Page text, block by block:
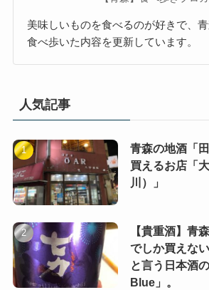
美味しいものを食べるのが好きで、
食べ歩いた内容を更新しています。
人気記事
青森の地酒「
買えるお店「
川）」
【貴重酒】青
でしか買えな
と言う日本酒
Blue」。